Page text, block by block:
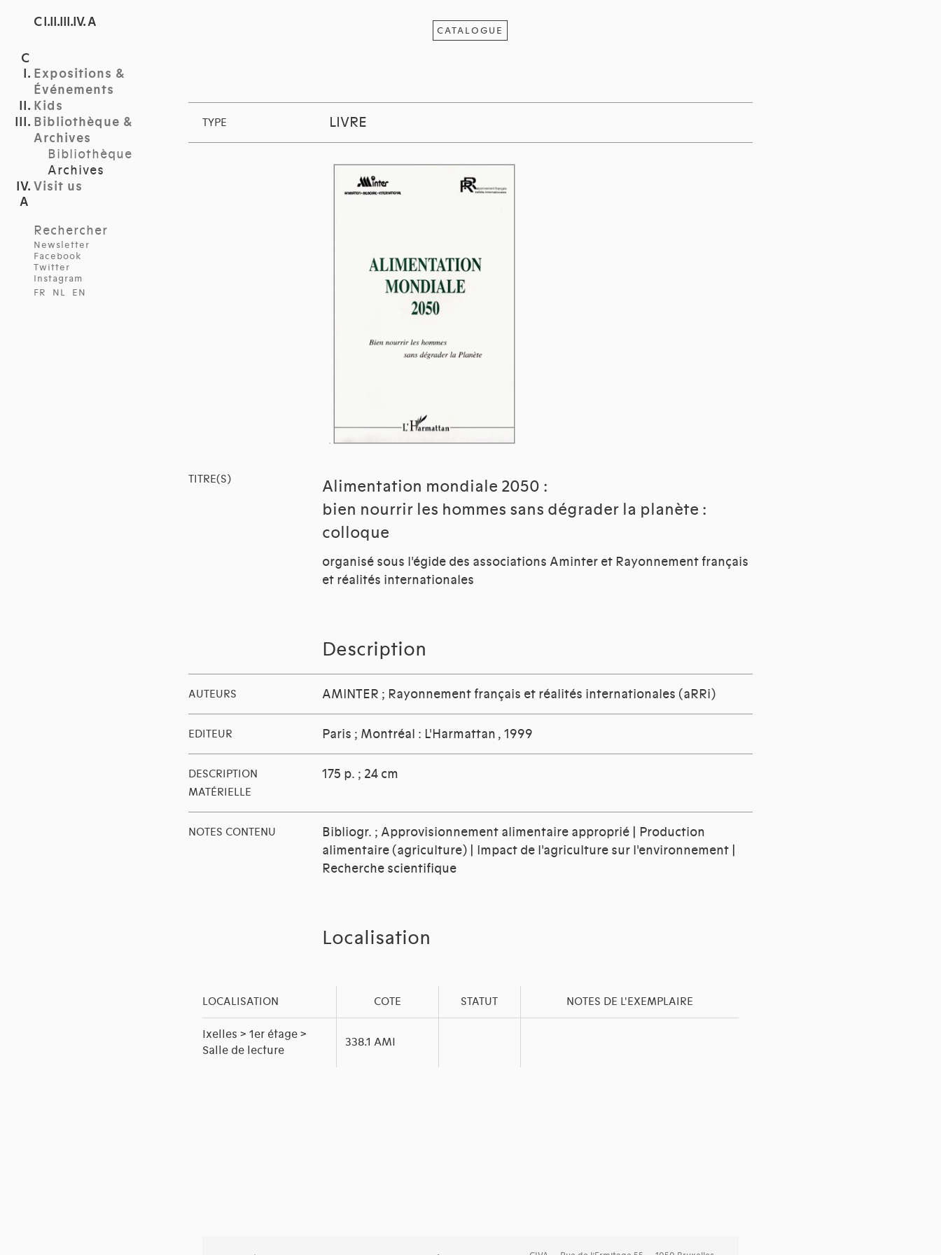
C I.II.III.IV. A
Expositions &
Événements
Kids
Bibliothèque &
Archives
Bibliothèque
Archives
Visit us
Rechercher
Newsletter
Facebook
Twitter
Instagram
FR
NL EN
CATALOGUE
TYPE LIVRE
TITRE(S)
Alimentation mondiale 2050 :
bien nourrir les hommes sans dégrader la planète :
colloque
organisé sous l'égide des associations Aminter et Rayonnement français
et réalités internationales
Description
AUTEURS AMINTER ; Rayonnement français et réalités internationales (aRRi)
EDITEUR Paris ; Montréal : L'Harmattan , 1999
DESCRIPTION
MATÉRIELLE
175 p. ; 24 cm
NOTES CONTENU
Bibliogr. ; Approvisionnement alimentaire approprié | Production
alimentaire (agriculture) | Impact de l'agriculture sur l'environnement |
Recherche scientifique
Localisation
LOCALISATION COTE STATUT NOTES DE L'EXEMPLAIRE
Ixelles > 1er étage >
Salle de lecture
338.1 AMI